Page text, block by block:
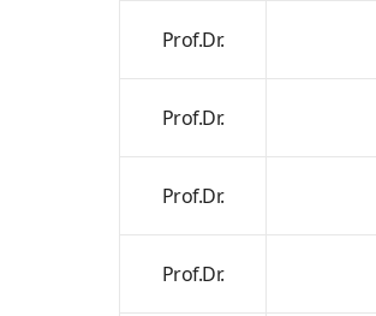
Prof.Dr.
Prof.Dr.
Prof.Dr.
Prof.Dr.